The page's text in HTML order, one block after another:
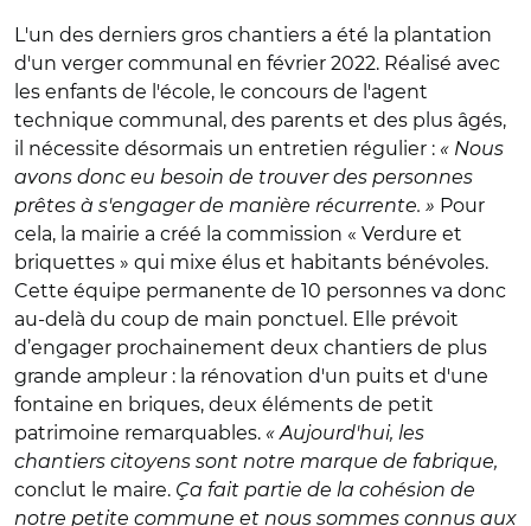
L'un des derniers gros chantiers a été la plantation
d'un verger communal en février 2022. Réalisé avec
les enfants de l'école, le concours de l'agent
technique communal, des parents et des plus âgés,
il nécessite désormais un entretien régulier : « Nous
avons donc eu besoin de trouver des personnes
prêtes à s'engager de manière récurrente. » Pour
cela, la mairie a créé la commission « Verdure et
briquettes » qui mixe élus et habitants bénévoles.
Cette équipe permanente de 10 personnes va donc
au-delà du coup de main ponctuel. Elle prévoit
d’engager prochainement deux chantiers de plus
grande ampleur : la rénovation d'un puits et d'une
fontaine en briques, deux éléments de petit
patrimoine remarquables. « Aujourd'hui, les
chantiers citoyens sont notre marque de fabrique,
conclut le maire. Ça fait partie de la cohésion de
notre petite commune et nous sommes connus aux